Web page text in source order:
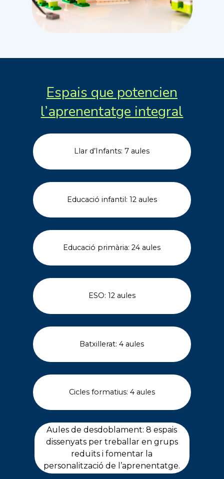
Espais que potencien
l’aprenentatge integral
Llar d’Infants: 7 aules
Educació infantil: 12 aules
Educació primària: 24 aules
ESO: 12 aules
Batxillerat: 4 aules
Cicles formatius: 4 aules
Aules de desdoblament: 8 espais
dissenyats per treballar en grups
reduïts i fomentar la
personalització de l’aprenentatge.